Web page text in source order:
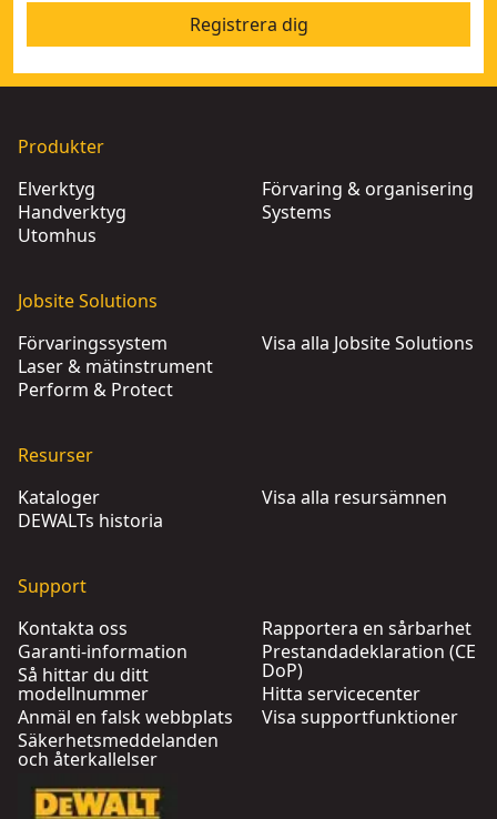
Registrera dig
Produkter
Elverktyg
Handverktyg
Utomhus
Förvaring & organisering
Systems
Jobsite Solutions
Förvaringssystem
Laser & mätinstrument
Perform & Protect
Visa alla Jobsite Solutions
Resurser
Kataloger
DEWALTs historia
Visa alla resursämnen
Support
Kontakta oss
Garanti-information
Så hittar du ditt
modellnummer
Anmäl en falsk webbplats
Säkerhetsmeddelanden
och återkallelser
Rapportera en sårbarhet
Prestandadeklaration (CE
DoP)
Hitta servicecenter
Visa supportfunktioner